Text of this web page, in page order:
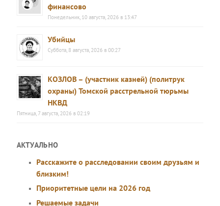
финансово
Понедельник, 10 августа, 2026 в 13:47
Убийцы
Суббота, 8 августа, 2026 в 00:27
КОЗЛОВ – (участник казней) (политрук
охраны) Томской расстрельной тюрьмы
НКВД
Пятница, 7 августа, 2026 в 02:19
АКТУАЛЬНО
Расскажите о расследовании своим друзьям и
близким!
Приоритетные цели на 2026 год
Решаемые задачи